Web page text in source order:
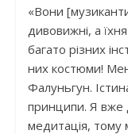
«Вони
дивовижні, а
багато різних
них костюми!
Фалуньгун.
принципи. Я вже
медитація, тому